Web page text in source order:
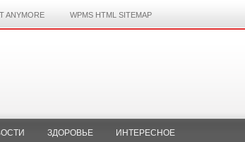
ANYMORE WPMS HTML SITEMAP
ЗДОРОВЬЕ ИНТЕРЕСНОЕ